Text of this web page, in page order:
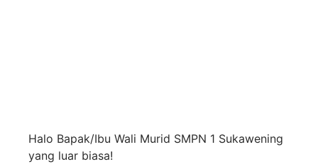
Halo Bapak/Ibu Wali Murid SMPN 1 Sukawening
yang luar biasa!